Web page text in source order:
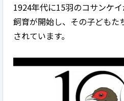
1924年代に15羽のコサンケ
飼育が開始し、その子どもた
されています。